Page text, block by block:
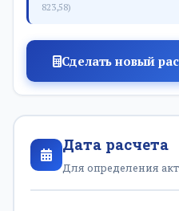
823,58)
Сделать новый
Дата расчета
Для определения